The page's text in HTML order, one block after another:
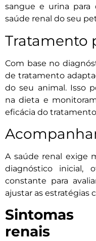
sangue e urina para
saúde renal do seu
Tratamento
Com base no
de tratamento
do seu animal. Isso
na dieta e
eficácia do
A saúde renal exige
diagnóstico inicial,
constante para
ajustar as estratégias
renais